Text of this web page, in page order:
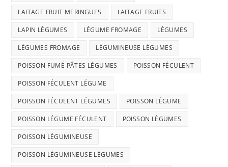
LAITAGE FRUIT MERINGUES LAITAGE FRUITS
LAPIN LÉGUMES LÉGUME FROMAGE LÉGUMES
LÉGUMES FROMAGE LÉGUMINEUSE LÉGUMES
POISSON FUMÉ PÂTES LÉGUMES POISSON FÉCULENT
POISSON FÉCULENT LÉGUME
POISSON FÉCULENT LÉGUMES POISSON LÉGUME
POISSON LÉGUME FÉCULENT POISSON LÉGUMES
POISSON LÉGUMINEUSE
POISSON LÉGUMINEUSE LÉGUMES